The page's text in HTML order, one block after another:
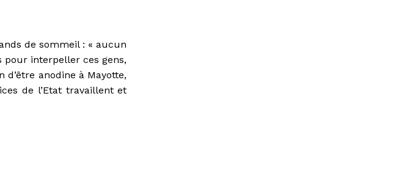
de sommeil : « aucun
pour interpeller ces gens,
anodine à Mayotte,
de l’Etat travaillent et